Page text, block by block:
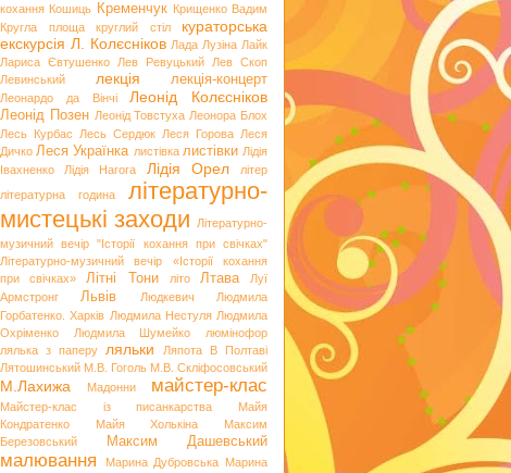
кохання Кошиць Кременчук Крищенко Вадим
Кругла площа
круглий стіл
кураторська
екскурсія Л. Колєсніков Лада Лузіна Лайк
Лариса Євтушенко
Лев Ревуцький
Лев Скоп
Левинський
лекція лекція-концерт
Леонардо да Вінчі Леонід Колєсніков
Леонід Позен Леонід Товстуха Леонора Блох
Лесь Курбас
Лесь Сердюк Леся Горова Леся
Дичко Леся Українка листівка листівки Лідія
Івахненко
Лідія Нагога Лідія Орел
літер
літературна година
літературно-
мистецькі заходи
Літературно-
музичний вечір "Історії кохання при свічках"
Літературно-музичний вечір «Історії кохання
при свічках»
Літні Тони літо Лтава
Луї
Армстронг
Львів Людкевич
Людмила
Горбатенко. Харків Людмила Нестуля Людмила
Охріменко
Людмила Шумейко
люмінофор
лялька з паперу
ляльки
Ляпота В Полтаві
Лятошинський М.В. Гоголь М.В. Скліфосовський
М.Лахижа Мадонни майстер-клас
Майстер-клас із писанкарства
Майя
Кондратенко
Майя Холькіна
Максим
Березовський
Максим Дашевський
малювання Марина Дубровська Марина